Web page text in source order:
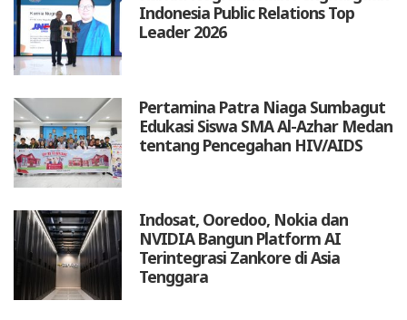
Indonesia Public Relations Top
Leader 2026
Pertamina Patra Niaga Sumbagut
Edukasi Siswa SMA Al-Azhar Medan
tentang Pencegahan HIV/AIDS
Indosat, Ooredoo, Nokia dan
NVIDIA Bangun Platform AI
Terintegrasi Zankore di Asia
Tenggara